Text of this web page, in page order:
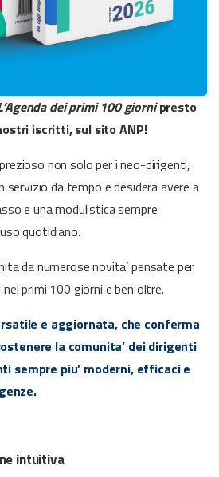
dei primi 100 giornipresto
iscritti, sul sito ANP!
non solo per i neo-dirigenti,
servizio da tempo e desidera avere a
e una modulistica sempre
quotidiano.
da numerose novita’ pensate per
primi 100 giorni e ben oltre.
e aggiornata, che conferma
la comunita’ dei dirigenti
sempre piu’ moderni, efficaci e
intuitiva